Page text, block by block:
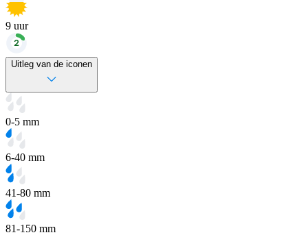
9 uur
Uitleg van de iconen
0-5 mm
6-40 mm
41-80 mm
81-150 mm